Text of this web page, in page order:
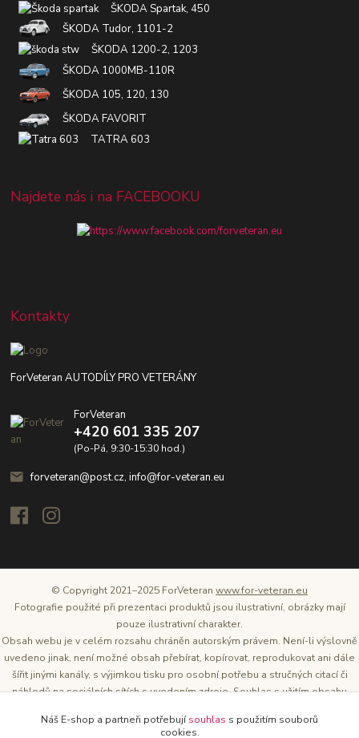
ŠKODA Spartak, 450
ŠKODA Tudor, 1101-2
ŠKODA 1200-2, 1203
ŠKODA 1000MB-110R
ŠKODA 105, 120, 130
ŠKODA FAVORIT
TATRA 603
Najdete nás i na FACEBOOKU
Kontakty
ForVeteran AUTODÍLY PRO VETERÁNY
ForVeteran
+420 601 335 207
(Po-Pá, 9:30-15:30 hod.)
forveteran@post.cz, info@for-veteran.eu
© Copyright 2021–2025 ForVeteran www.for-veteran.eu
Fotografie použité při prezentaci produktů jsou ilustrativní, obrázky mají
pouze ilustrativní charakter.
Obsah webu je v celém rozsahu chráněn autorským právem. Není-li výslovně
uvedeno jinak, není možné obsah přebírat, kopírovat, reprodukovat ani dále
šířit jinými kanály, s výjimkou tisku pro osobní potřebu a stručných citací či
náhledů na sociálních sítích s uvedením zdroje. Souhlas s užitím obsahu
těchto webových stránek je Tomáš Oršel.
Náš E-shop a partneři potřebujísouhlas s použitím souborů
cookies.